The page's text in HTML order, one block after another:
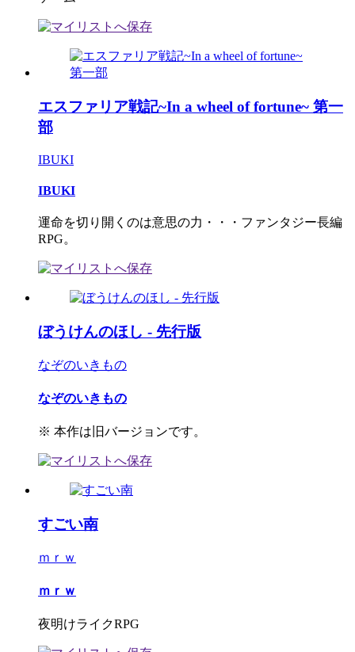
エスファリア戦記~In a wheel of fortune~ 第一
部
IBUKI
IBUKI
運命を切り開くのは意思の力・・・ファンタジー長編
RPG。
ぼうけんのほし - 先行版
なぞのいきもの
なぞのいきもの
※ 本作は旧バージョンです。
すごい南
ｍｒｗ
ｍｒｗ
夜明けライクRPG